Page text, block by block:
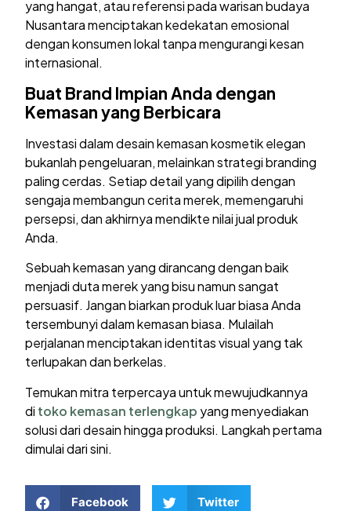
yang hangat, atau referensi pada warisan budaya
Nusantara menciptakan kedekatan emosional
dengan konsumen lokal tanpa mengurangi kesan
internasional.
Buat Brand Impian Anda dengan
Kemasan yang Berbicara
Investasi dalam desain kemasan kosmetik elegan
bukanlah pengeluaran, melainkan strategi branding
paling cerdas. Setiap detail yang dipilih dengan
sengaja membangun cerita merek, memengaruhi
persepsi, dan akhirnya mendikte nilai jual produk
Anda.
Sebuah kemasan yang dirancang dengan baik
menjadi duta merek yang bisu namun sangat
persuasif. Jangan biarkan produk luar biasa Anda
tersembunyi dalam kemasan biasa. Mulailah
perjalanan menciptakan identitas visual yang tak
terlupakan dan berkelas.
Temukan mitra terpercaya untuk mewujudkannya
di toko kemasan terlengkap yang menyediakan
solusi dari desain hingga produksi. Langkah pertama
dimulai dari sini.
Facebook Twitter